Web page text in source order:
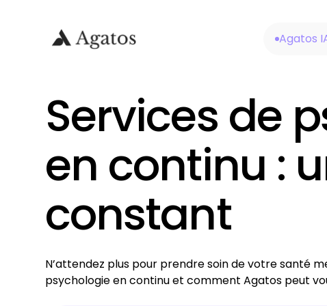
Agatos
Services de
en continu :
constant
N’attendez plus pour prendre soin de votre santé
psychologie en continu et comment Agatos peut